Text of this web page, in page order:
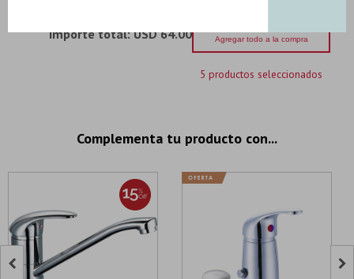
Importe total:USD 64.00 Agregar todo a la compra
5 productos seleccionados
Complementa tu producto con...
 